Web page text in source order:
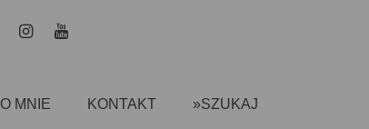
O MNIE KONTAKT »SZUKAJ